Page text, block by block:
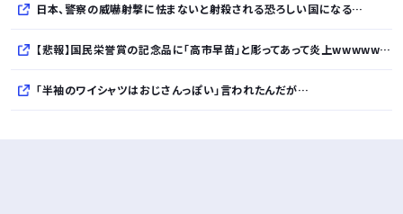
日本、警察の威嚇射撃に怯まないと射殺される恐ろしい国になる…
【悲報】国民栄誉賞の記念品に「高市早苗」と彫ってあって炎上wwwwwwwwwwwwwwwwww
「半袖のワイシャツはおじさんっぽい」言われたんだが…